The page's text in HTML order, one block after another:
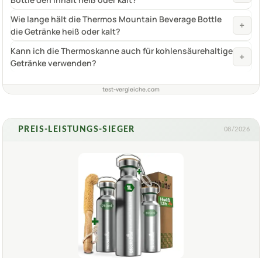
Wie lange hält die Thermos Mountain Beverage Bottle
die Getränke heiß oder kalt?
+
Kann ich die Thermoskanne auch für kohlensäurehaltige
Getränke verwenden?
+
test-vergleiche.com
PREIS-LEISTUNGS-SIEGER 08/2026